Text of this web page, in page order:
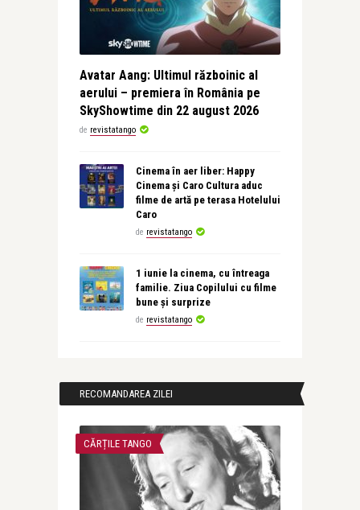
Avatar Aang: Ultimul războinic al
aerului – premiera în România pe
SkyShowtime din 22 august 2026
de revistatango
Cinema în aer liber: Happy
Cinema și Caro Cultura aduc
filme de artă pe terasa Hotelului
Caro
de revistatango
1 iunie la cinema, cu întreaga
familie. Ziua Copilului cu filme
bune și surprize
de revistatango
RECOMANDAREA ZILEI
CĂRȚILE TANGO